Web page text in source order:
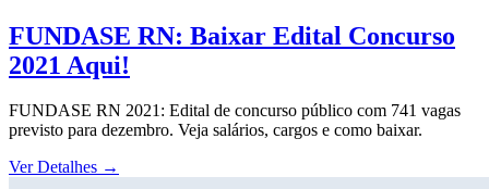
FUNDASE RN: Baixar Edital Concurso
2021 Aqui!
FUNDASE RN 2021: Edital de concurso público com 741 vagas
previsto para dezembro. Veja salários, cargos e como baixar.
Ver Detalhes →